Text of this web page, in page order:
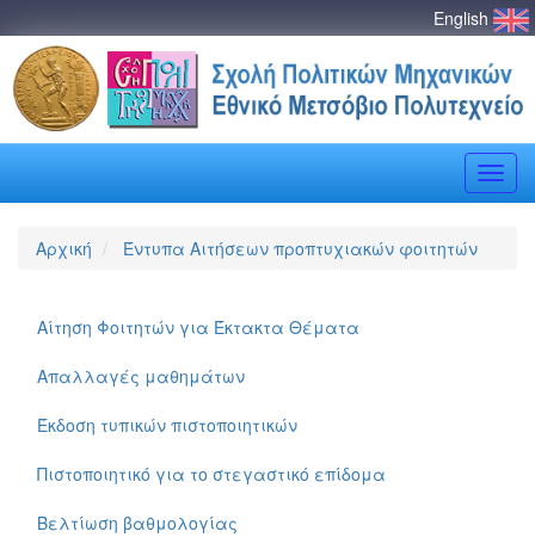
English
Toggle
Αρχική Έντυπα Αιτήσεων προπτυχιακών φοιτητών
Αίτηση Φοιτητών για Έκτακτα Θέματα
Απαλλαγές μαθημάτων
Έκδοση τυπικών πιστοποιητικών
Πιστοποιητικό για το στεγαστικό επίδομα
Βελτίωση βαθμολογίας